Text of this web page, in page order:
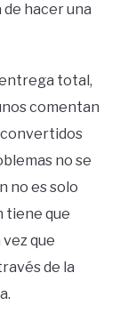
hacer una
total,
comentan
convertidos
no se
no es solo
tiene que
que
de la